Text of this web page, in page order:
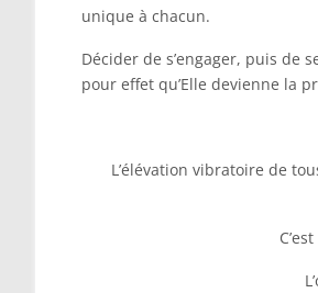
unique à chacun.
Décider de s’engager, puis de
pour effet qu’Elle devienne la
L’élévation vibratoire de